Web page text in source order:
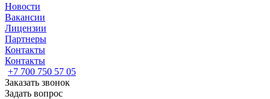
Новости
Вакансии
Лицензии
Партнеры
Контакты
Контакты
+7 700 750 57 05
Заказать звонок
Задать вопрос